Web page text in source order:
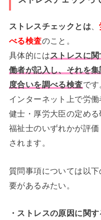
ストレスチェックとは 、
べる検査のこと。
具体的にはストレスに
働者が記入し、それを
度合いを調べる検査で
インターネット上で労
健士・厚労大臣の定め
福祉士のいずれかが評
されます。
質問事項については以
要があるみたい。
・ストレスの原因に関